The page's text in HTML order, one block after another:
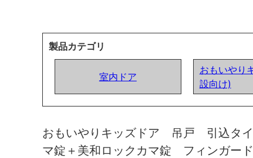
製品カテゴリ
室内ドア
おもいやり
設向け)
おもいやりキッズドア 吊戸 引込
マ錠＋美和ロックカマ錠 フィンガー